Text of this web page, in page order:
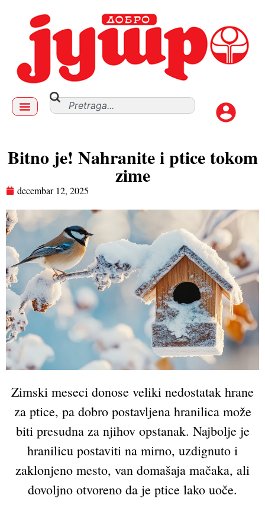
Bitno je! Nahranite i ptice tokom
zime
decembar 12, 2025
Zimski meseci donose veliki nedostatak hrane
za ptice, pa dobro postavljena hranilica može
biti presudna za njihov opstanak. Najbolje je
hranilicu postaviti na mirno, uzdignuto i
zaklonjeno mesto, van domašaja mačaka, ali
dovoljno otvoreno da je ptice lako uoče.